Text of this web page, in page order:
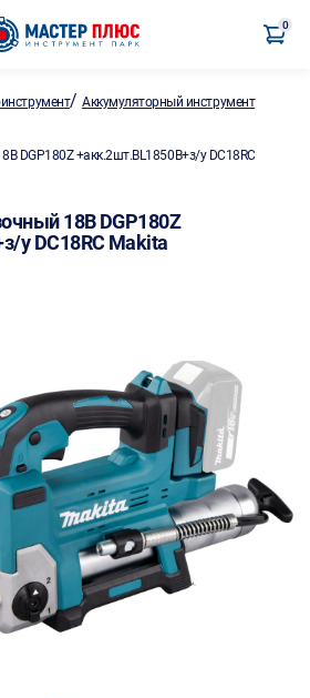
0
/Аккумуляторный инструмент
DGP180Z +акк.2шт.BL1850B+з/у DC18RС
18В DGP180Z
у DC18RС Makita